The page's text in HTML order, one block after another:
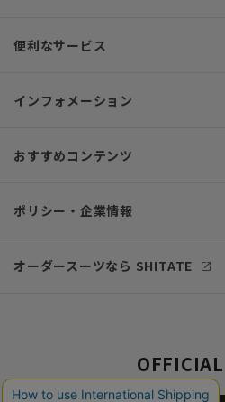
便利なサービス
インフォメーション
おすすめコンテンツ
ポリシー・企業情報
オーダースーツなら SHITATE